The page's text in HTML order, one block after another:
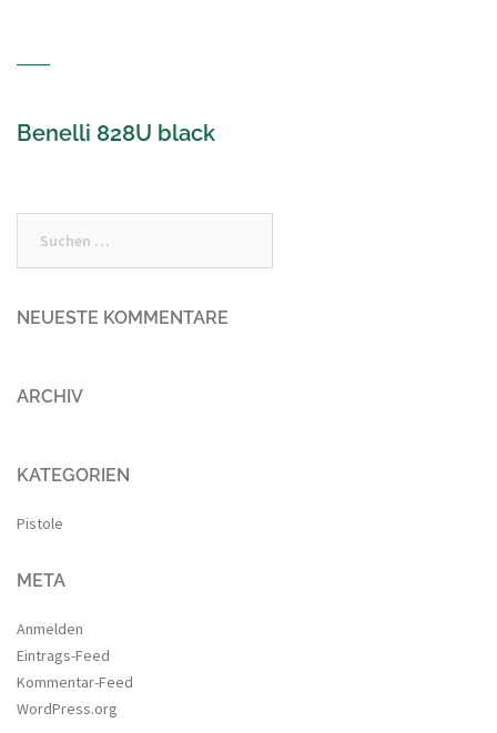
Benelli 828U black
nach:
NEUESTE KOMMENTARE
ARCHIV
KATEGORIEN
Pistole
META
Anmelden
Eintrags-Feed
Kommentar-Feed
WordPress.org